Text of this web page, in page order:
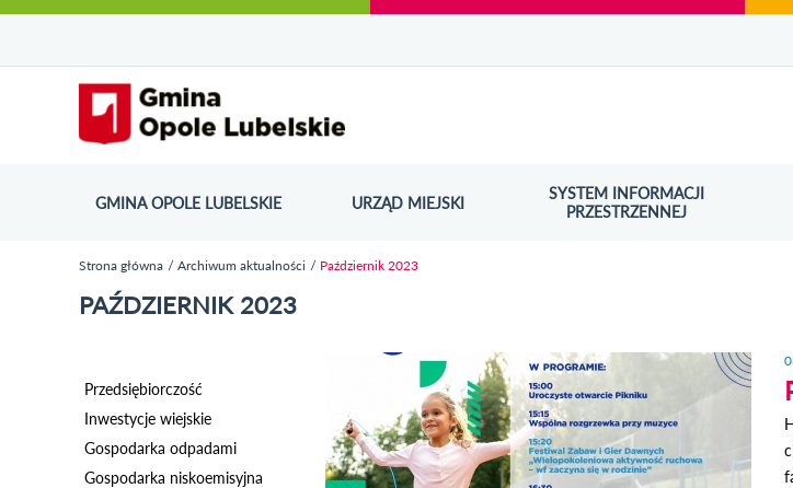
do
strony
do
menu
wyszukiwarki
ścieżki
nawigacyjnej
kategorii
aktualności
do
kalendarza
wydarzeń
do
galerii
do
stopki
GMINA OPOLE LUBELSKIE URZĄD MIEJSKI
SYSTEM INFORMACJI
PRZESTRZENNEJ
ODNOŚNIK OTWORZY SIĘ W NOWYM OKNIE
Jesteś tutaj
Strona główna Archiwum aktualności Październik 2023
PAŹDZIERNIK 2023
Przedsiębiorczość
Inwestycje wiejskie
Gospodarka odpadami
Gospodarka niskoemisyjna